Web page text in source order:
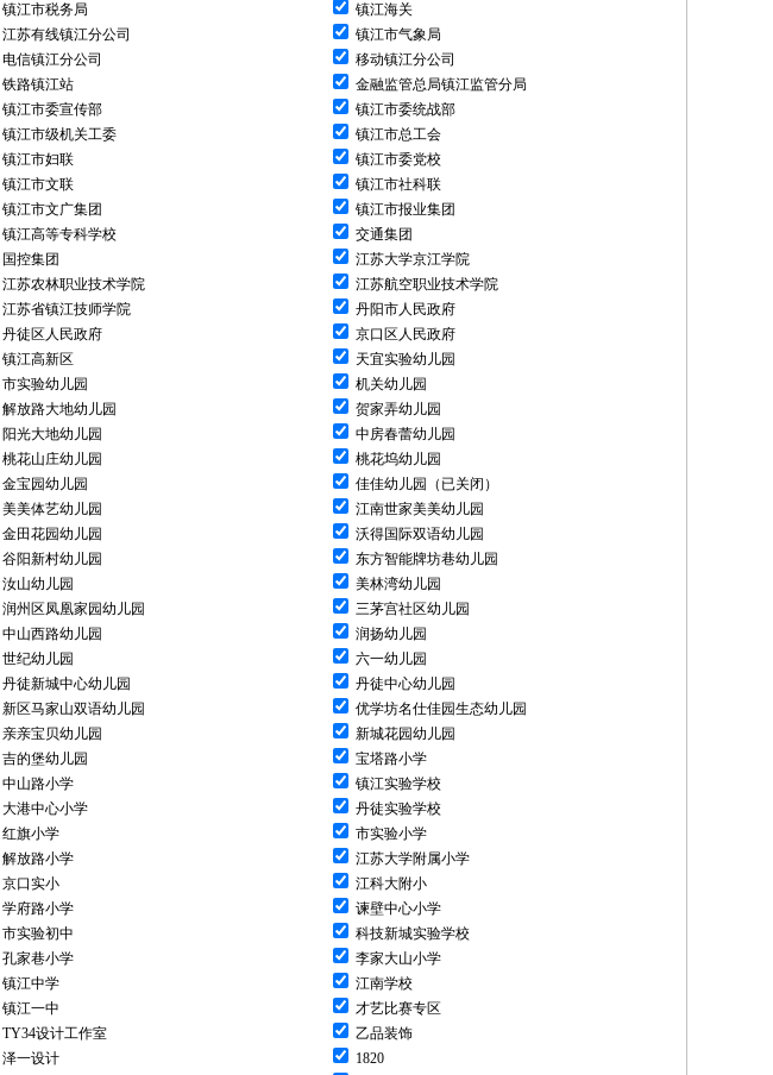
镇江市税务局
镇江海关
江苏有线镇江分公司
镇江市气象局
电信镇江分公司
移动镇江分公司
铁路镇江站
金融监管总局镇江监管分局
镇江市委宣传部
镇江市委统战部
镇江市级机关工委
镇江市总工会
镇江市妇联
镇江市委党校
镇江市文联
镇江市社科联
镇江市文广集团
镇江市报业集团
镇江高等专科学校
交通集团
国控集团
江苏大学京江学院
江苏农林职业技术学院
江苏航空职业技术学院
江苏省镇江技师学院
丹阳市人民政府
丹徒区人民政府
京口区人民政府
镇江高新区
天宜实验幼儿园
市实验幼儿园
机关幼儿园
解放路大地幼儿园
贺家弄幼儿园
阳光大地幼儿园
中房春蕾幼儿园
桃花山庄幼儿园
桃花坞幼儿园
金宝园幼儿园
佳佳幼儿园（已关闭）
美美体艺幼儿园
江南世家美美幼儿园
金田花园幼儿园
沃得国际双语幼儿园
谷阳新村幼儿园
东方智能牌坊巷幼儿园
汝山幼儿园
美林湾幼儿园
润州区凤凰家园幼儿园
三茅宫社区幼儿园
中山西路幼儿园
润扬幼儿园
世纪幼儿园
六一幼儿园
丹徒新城中心幼儿园
丹徒中心幼儿园
新区马家山双语幼儿园
优学坊名仕佳园生态幼儿园
亲亲宝贝幼儿园
新城花园幼儿园
吉的堡幼儿园
宝塔路小学
中山路小学
镇江实验学校
大港中心小学
丹徒实验学校
红旗小学
市实验小学
解放路小学
江苏大学附属小学
京口实小
江科大附小
学府路小学
谏壁中心小学
市实验初中
科技新城实验学校
孔家巷小学
李家大山小学
镇江中学
江南学校
镇江一中
才艺比赛专区
TY34设计工作室
乙品装饰
泽一设计 1820